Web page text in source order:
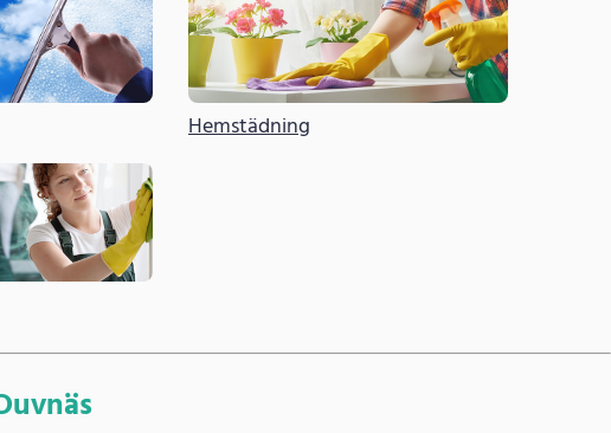
Hemstädning